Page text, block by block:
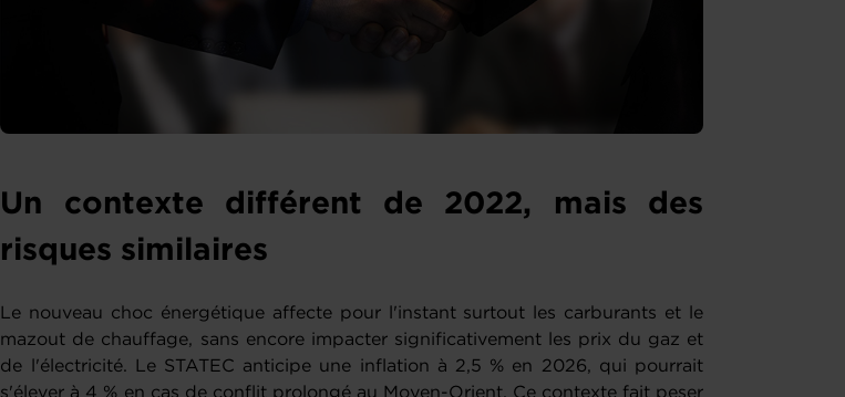
Un contexte différent de 2022, mais des
risques similaires
Le nouveau choc énergétique affecte pour l'instant surtout les carburants et le
mazout de chauffage, sans encore impacter significativement les prix du gaz et
de l'électricité. Le STATEC anticipe une inflation à 2,5 % en 2026, qui pourrait
s'élever à 4 % en cas de conflit prolongé au Moyen-Orient. Ce contexte fait peser